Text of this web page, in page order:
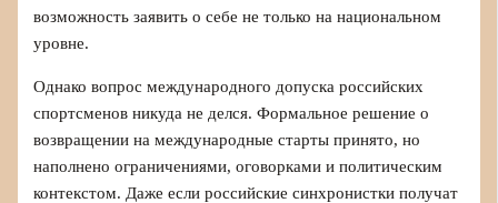
возможность заявить о себе не только на национальном
уровне.
Однако вопрос международного допуска российских
спортсменов никуда не делся. Формальное решение о
возвращении на международные старты принято, но
наполнено ограничениями, оговорками и политическим
контекстом. Даже если российские синхронистки получат